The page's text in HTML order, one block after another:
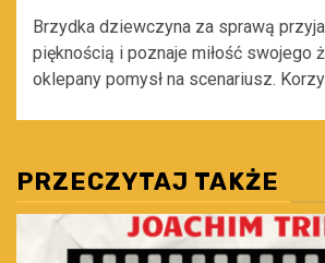
Brzydka dziewczyna za sprawą
pięknością i poznaje miłość swojego
oklepany pomysł na scenariusz.
PRZECZYTAJ TAKŻE